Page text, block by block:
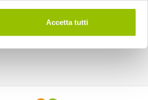
Accetta tutti